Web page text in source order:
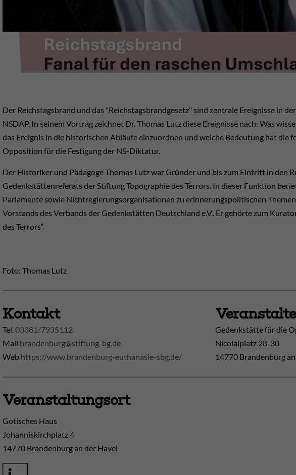
Der Reichstagsbrand und das "Reichstagsbrandgesetz" sind zentrale Ereignisse in
NSDAP. In seinem Vortrag zeichnet Dr. Thomas Lutz diese Ereignisse nach: Was
das Ereignis in die historischen Abläufe einzuordnen und welche Bedeutung hat die
Opposition für die Festigung der NS-Diktatur.
Der Historiker und Pädagoge Thomas Lutz war Gründer und bis zum Eintritt in den
Gedenkstättenreferats der Stiftung Topographie des Terrors. In dieser Funktion
Parlamente sowie Nichtregierungsorganisationen zu erinnerungspolitischen
Vorstands des Verbands der Gedenkstätten Deutschland e.V.. Er gehörte zum
des Terrors“.
Foto: Thomas Lutz
Kontakt
Tel. 03381/7935112
Mail brandenburg@stiftung-bg.de
Web https://www.brandenburg-euthanasie-sbg.de/
Gedenkstätte für die
Nicolaiplatz 28-30
14770 Brandenburg
Veranstaltungsort
Gotisches Haus
Johanniskirchplatz 4
14770 Brandenburg an der Havel